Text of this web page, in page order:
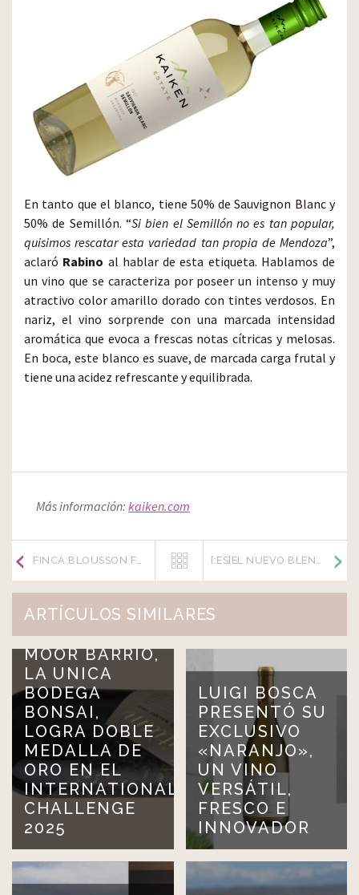
En tanto que el blanco, tiene 50% de Sauvignon Blanc y
50% de Semillón. “Si bien el Semillón no es tan popular,
quisimos rescatar esta variedad tan propia de Mendoza”,
aclaró Rabino al hablar de esta etiqueta. Hablamos de
un vino que se caracteriza por poseer un intenso y muy
atractivo color amarillo dorado con tintes verdosos. En
nariz, el vino sorprende con una marcada intensidad
aromática que evoca a frescas notas cítricas y melosas.
En boca, este blanco es suave, de marcada carga frutal y
tiene una acidez refrescante y equilibrada.
Más información: kaiken.com
FINCA BLOUSSON FUE ADQUIRIDA POR UN IMPORTANTE GRUPO INVERSOR IRLANDÉS [:ES]EL NUEVO BLEND DE BODEGA SALENTEIN[:]
ARTÍCULOS SIMILARES
MOOR BARRIO,
LA UNICA
BODEGA
BONSAI,
LOGRA DOBLE
MEDALLA DE
ORO EN EL
INTERNATIONAL
CHALLENGE
2025
LUIGI BOSCA
PRESENTÓ SU
EXCLUSIVO
«NARANJO»,
UN VINO
VERSÁTIL,
FRESCO E
INNOVADOR